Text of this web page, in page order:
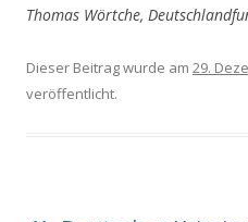
Thomas Wörtche,
Dieser Beitrag wurde am 29.
veröffentlicht.